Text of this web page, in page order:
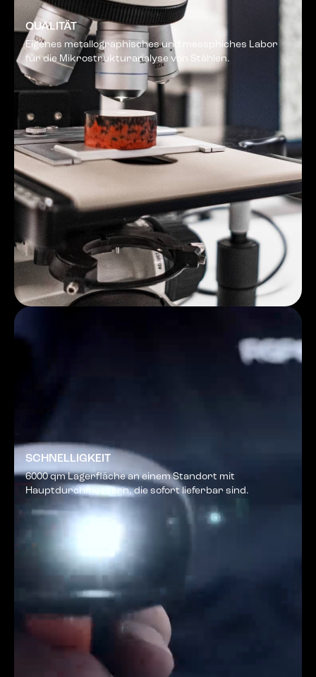
QUALITÄT
Eigenes metallographisches und messphiches Labor
für die Mikrostrukturanalyse von Stählen.
SCHNELLIGKEIT
6000 qm Lagerfläche an einem Standort mit
Hauptdurchmessern, die sofort lieferbar sind.